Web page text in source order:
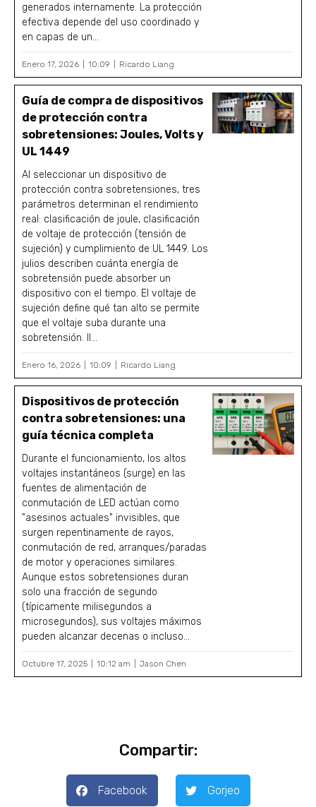
generados internamente. La protección
efectiva depende del uso coordinado y
en capas de un...
Enero 17, 2026 10:09 Ricardo Liang
Guía de compra de dispositivos
de protección contra
sobretensiones: Joules, Volts y
UL 1449
Al seleccionar un dispositivo de
protección contra sobretensiones, tres
parámetros determinan el rendimiento
real: clasificación de joule, clasificación
de voltaje de protección (tensión de
sujeción) y cumplimiento de UL 1449. Los
julios describen cuánta energía de
sobretensión puede absorber un
dispositivo con el tiempo. El voltaje de
sujeción define qué tan alto se permite
que el voltaje suba durante una
sobretensión. ll...
Enero 16, 2026 10:09 Ricardo Liang
Dispositivos de protección
contra sobretensiones: una
guía técnica completa
Durante el funcionamiento, los altos
voltajes instantáneos (surge) en las
fuentes de alimentación de
conmutación de LED actúan como
"asesinos actuales" invisibles, que
surgen repentinamente de rayos,
conmutación de red, arranques/paradas
de motor y operaciones similares.
Aunque estos sobretensiones duran
solo una fracción de segundo
(típicamente milisegundos a
microsegundos), sus voltajes máximos
pueden alcanzar decenas o incluso...
Octubre 17, 2025 10:12 am Jason Chen
Compartir:
Facebook Gorjeo